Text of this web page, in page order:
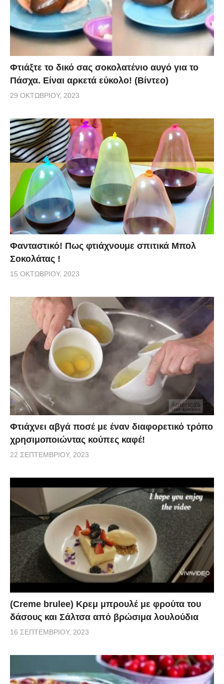
Φτιάξτε το δικό σας σοκολατένιο αυγό για το
Πάσχα. Είναι αρκετά εύκολο! (Βίντεο)
29 ΟΚΤΩΒΡΊΟΥ, 2023
Φανταστικό! Πως φτιάχνουμε σπιτικά Μπολ
Σοκολάτας !
15 ΟΚΤΩΒΡΊΟΥ, 2023
Φτιάχνει αβγά ποσέ με έναν διαφορετικό τρόπο
χρησιμοποιώντας κούπες καφέ!
22 ΣΕΠΤΕΜΒΡΊΟΥ, 2023
(Creme brulee) Κρεμ μπρουλέ με φρούτα του
δάσους και Σάλτσα από βρώσιμα λουλούδια
16 ΣΕΠΤΕΜΒΡΊΟΥ, 2023